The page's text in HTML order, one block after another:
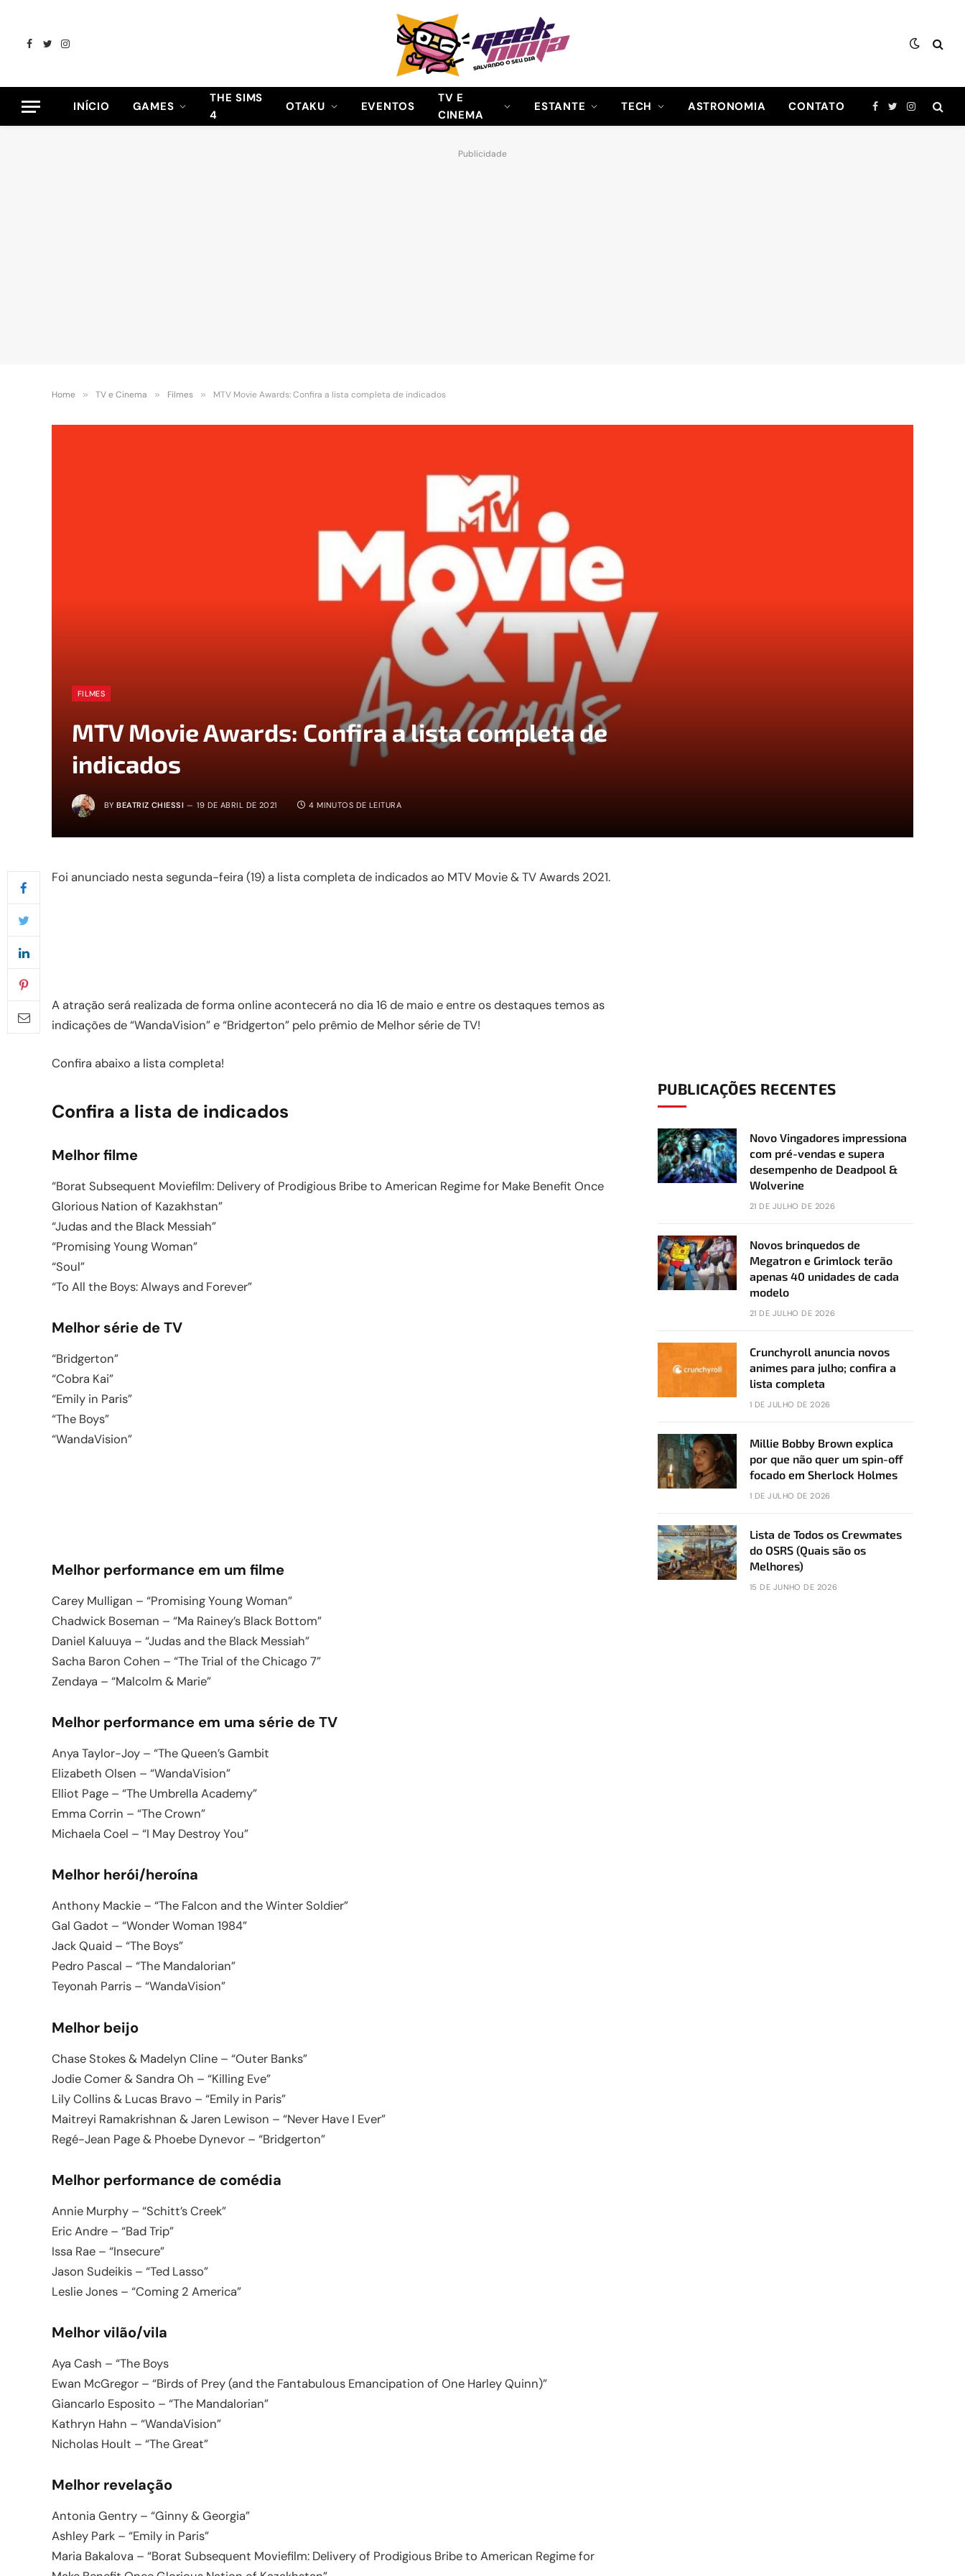
Facebook
TwitterInstagram
INÍCIO GAMES
THE SIMS
4
OTAKU EVENTOS
TV E
CINEMA
ESTANTE TECH ASTRONOMIA CONTATO Facebook
TwitterInstagram
Publicidade
Home » TV e Cinema » Filmes » MTV Movie Awards: Confira a lista completa de indicados
FILMES
MTV Movie Awards: Confira a lista completa de
indicados
BY BEATRIZ CHIESSI 19 DE ABRIL DE 2021 4 MINUTOS DE LEITURA
Foi anunciado nesta segunda-feira (19) a lista completa de indicados ao MTV Movie & TV Awards 2021.
A atração será realizada de forma online acontecerá no dia 16 de maio e entre os destaques temos as
indicações de “WandaVision” e “Bridgerton” pelo prêmio de Melhor série de TV!
Confira abaixo a lista completa!
Confira a lista de indicados
Melhor filme
“Borat Subsequent Moviefilm: Delivery of Prodigious Bribe to American Regime for Make Benefit Once
Glorious Nation of Kazakhstan”
“Judas and the Black Messiah”
“Promising Young Woman”
“Soul”
“To All the Boys: Always and Forever”
Melhor série de TV
“Bridgerton”
“Cobra Kai”
“Emily in Paris”
“The Boys”
“WandaVision”
Melhor performance em um filme
Carey Mulligan – “Promising Young Woman”
Chadwick Boseman – “Ma Rainey’s Black Bottom”
Daniel Kaluuya – “Judas and the Black Messiah”
Sacha Baron Cohen – “The Trial of the Chicago 7”
Zendaya – “Malcolm & Marie”
Melhor performance em uma série de TV
Anya Taylor-Joy – “The Queen’s Gambit
Elizabeth Olsen – “WandaVision”
Elliot Page – “The Umbrella Academy”
Emma Corrin – “The Crown”
Michaela Coel – “I May Destroy You”
Melhor herói/heroína
Anthony Mackie – “The Falcon and the Winter Soldier”
Gal Gadot – “Wonder Woman 1984”
Jack Quaid – “The Boys”
Pedro Pascal – “The Mandalorian”
Teyonah Parris – “WandaVision”
Melhor beijo
Chase Stokes & Madelyn Cline – “Outer Banks”
Jodie Comer & Sandra Oh – “Killing Eve”
Lily Collins & Lucas Bravo – “Emily in Paris”
Maitreyi Ramakrishnan & Jaren Lewison – “Never Have I Ever”
Regé-Jean Page & Phoebe Dynevor – “Bridgerton”
Melhor performance de comédia
Annie Murphy – “Schitt’s Creek”
Eric Andre – “Bad Trip”
Issa Rae – “Insecure”
Jason Sudeikis – “Ted Lasso”
Leslie Jones – “Coming 2 America”
Melhor vilão/vila
Aya Cash – “The Boys
Ewan McGregor – “Birds of Prey (and the Fantabulous Emancipation of One Harley Quinn)”
Giancarlo Esposito – “The Mandalorian”
Kathryn Hahn – “WandaVision”
Nicholas Hoult – “The Great”
Melhor revelação
Antonia Gentry – “Ginny & Georgia”
Ashley Park – “Emily in Paris”
Maria Bakalova – “Borat Subsequent Moviefilm: Delivery of Prodigious Bribe to American Regime for
PUBLICAÇÕES RECENTES
Novo Vingadores impressiona
com pré-vendas e supera
desempenho de Deadpool &
Wolverine
21 DE JULHO DE 2026
Novos brinquedos de
Megatron e Grimlock terão
apenas 40 unidades de cada
modelo
21 DE JULHO DE 2026
Crunchyroll anuncia novos
animes para julho; confira a
lista completa
1 DE JULHO DE 2026
Millie Bobby Brown explica
por que não quer um spin-off
focado em Sherlock Holmes
1 DE JULHO DE 2026
Lista de Todos os Crewmates
do OSRS (Quais são os
Melhores)
15 DE JUNHO DE 2026